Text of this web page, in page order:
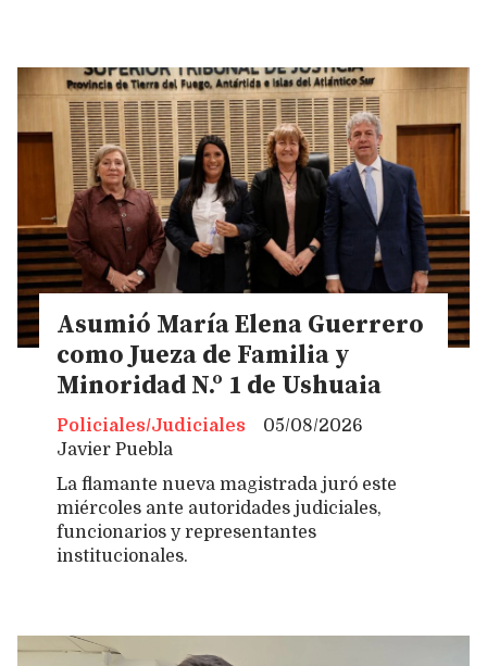
Asumió María Elena Guerrero
como Jueza de Familia y
Minoridad N.º 1 de Ushuaia
Javier Puebla
Policiales/Judiciales 05/08/2026
La flamante nueva magistrada juró este
miércoles ante autoridades judiciales,
funcionarios y representantes
institucionales.